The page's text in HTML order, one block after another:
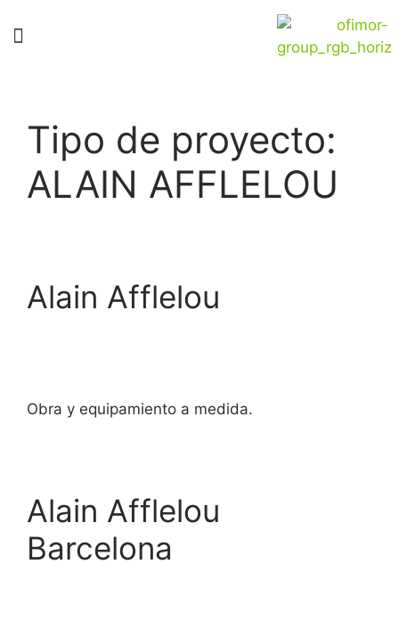
Tipo de proyecto:
ALAIN AFFLELOU
Alain Afflelou
Obra y equipamiento a medida.
Alain Afflelou
Barcelona